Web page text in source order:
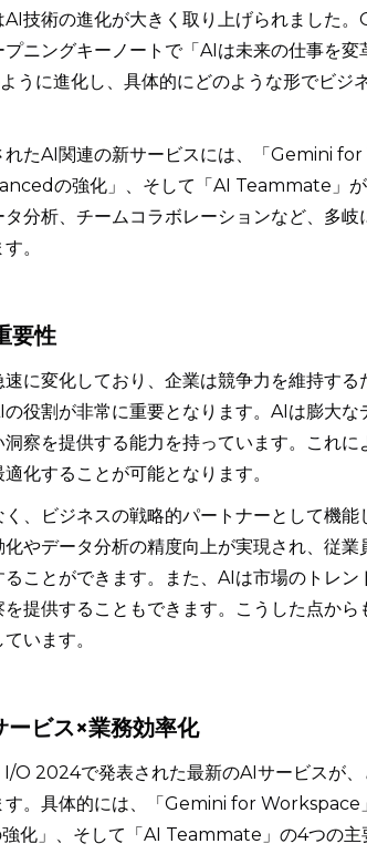
AI技術の進化が大きく取り上げられました
ニングキーノートで「AIは未来の仕事を変
うに進化し、具体的にどのような形でビジ
れたAI関連の新サービスには、「Gemini
の強化」、そして「AI Teammate」
分析、チームコラボレーションなど、多
。
要性
に変化しており、企業は競争力を維持す
役割が非常に重要となります。AIは膨大な
察を提供する能力を持っています。これ
化することが可能となります。
、ビジネスの戦略的パートナーとして機
やデータ分析の精度向上が実現され、従
ことができます。また、AIは市場のトレ
提供することもできます。こうした点か
います。
ビス×業務効率化
O 2024で発表された最新のAIサービスが、
す。具体的には、「Gemini for Workspace
化」、そして「AI Teammate」の4つの主